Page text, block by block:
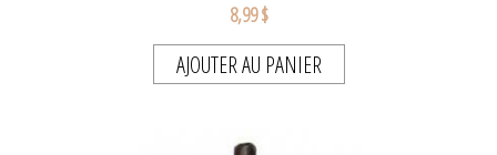
8,99 $
AJOUTER AU PANIER